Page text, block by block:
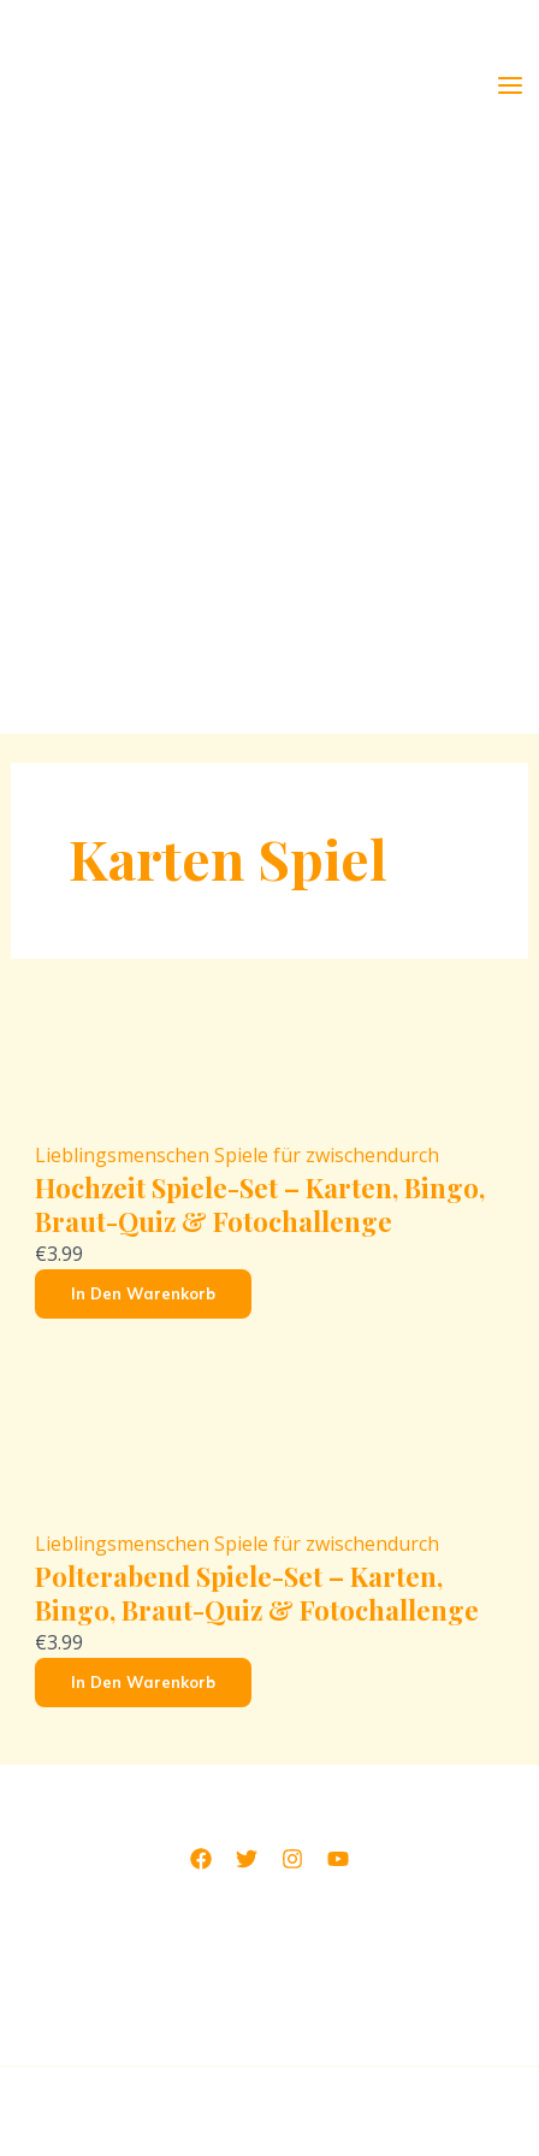
Karten Spiel
Lieblingsmenschen Spiele für zwischendurch
Hochzeit Spiele-Set – Karten, Bingo,
Braut-Quiz & Fotochallenge
€3.99
In Den Warenkorb
Lieblingsmenschen Spiele für zwischendurch
Polterabend Spiele-Set – Karten,
Bingo, Braut-Quiz & Fotochallenge
€3.99
In Den Warenkorb